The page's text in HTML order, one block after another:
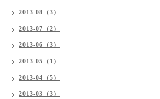
2013-08（3）
2013-07（2）
2013-06（3）
2013-05（1）
2013-04（5）
2013-03（3）